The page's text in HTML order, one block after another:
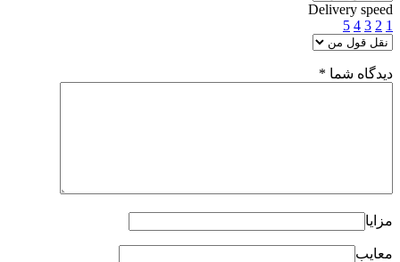
Delivery speed
1
2
3
4
5
دیدگاه شما *
مزایا
معایب